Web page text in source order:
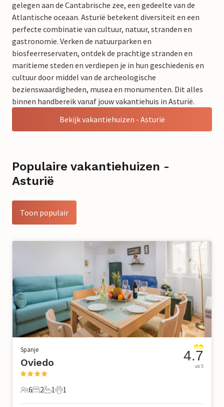
gelegen aan de Cantabrische zee, een gedeelte van de
Atlantische oceaan. Asturië betekent diversiteit en een
perfecte combinatie van cultuur, natuur, stranden en
gastronomie. Verken de natuurparken en
biosfeerreservaten, ontdek de prachtige stranden en
maritieme steden en verdiepen je in hun geschiedenis en
cultuur door middel van de archeologische
bezienswaardigheden, musea en monumenten. Dit alles
binnen handbereik vanaf jouw vakantiehuis in Asturië.
Bekijk vakantiehuizen - Asturië
Populaire vakantiehuizen -
Asturië
Toon populair
Spanje
Oviedo
6 Gasten
6
2 Slaapkamers
2
1 Badkamer
1
1 Huisdier
1
4.7
uit 5